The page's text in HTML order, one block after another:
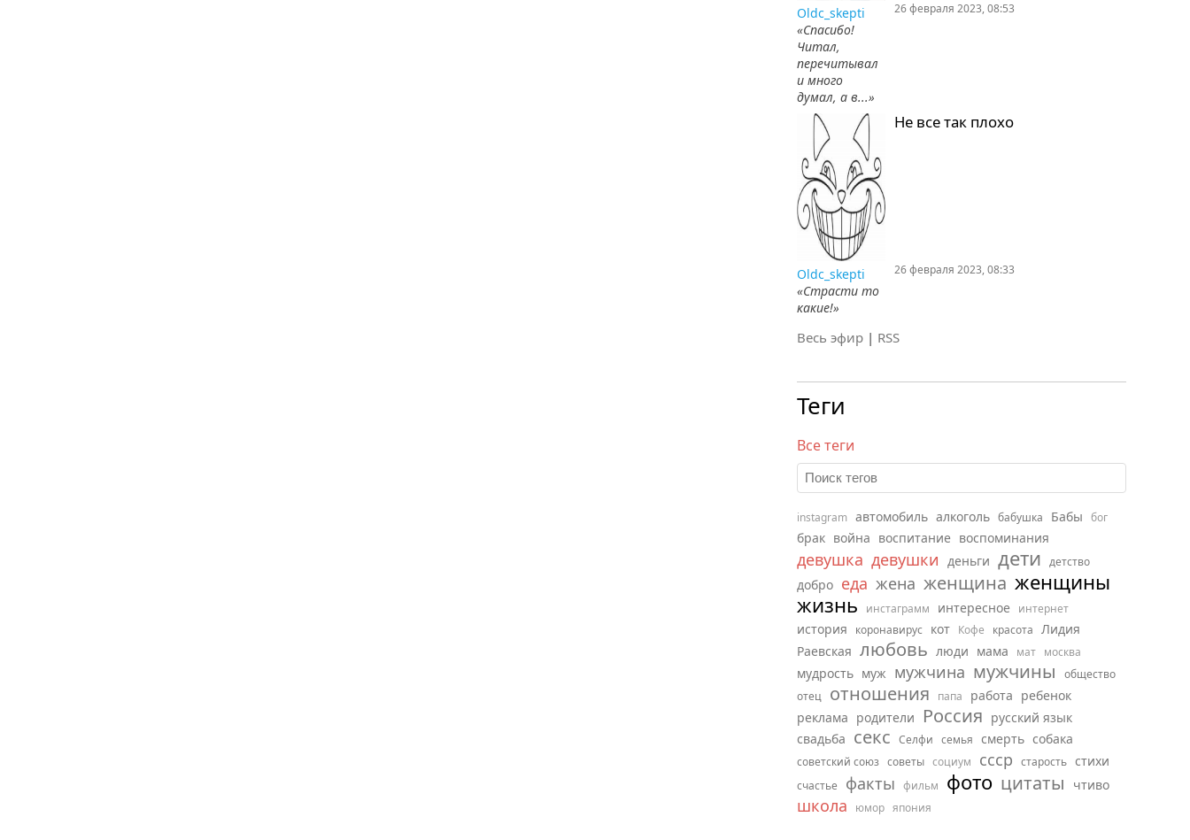
Oldc_skepti
«Спасибо!
Читал,
перечитывал
и много
думал, а в...»
26 февраля 2023, 08:53
Не все так плохо
Oldc_skepti
«Страсти то
какие!»
26 февраля 2023, 08:33
Весь эфир | RSS
Теги
Все теги
instagram автомобиль алкоголь бабушка Бабы бог
брак война воспитание воспоминания
девушка девушки деньги дети детство
добро еда жена женщина женщины
жизнь
инстаграмм интересное интернет
история коронавирус кот Кофе красота Лидия
Раевская любовь люди мама мат москва
мудрость муж мужчина мужчины
общество
отец отношения папа работа ребенок
реклама родители Россия русский язык
свадьба секс Селфи семья смерть собака
советский союз советы социум ссср старость стихи
счастье факты фильм фото цитаты чтиво
школа юмор япония